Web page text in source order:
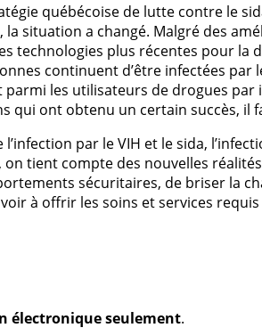
québécoise de lutte contre le
la situation a changé. Malgré des
technologies plus récentes pour
continuent d’être infectées par
les utilisateurs de drogues par
qui ont obtenu un certain succès, il
par le VIH et le sida,
on tient compte des nouvelles
sécuritaires, de briser la
à offrir les soins et services
électronique seulement.